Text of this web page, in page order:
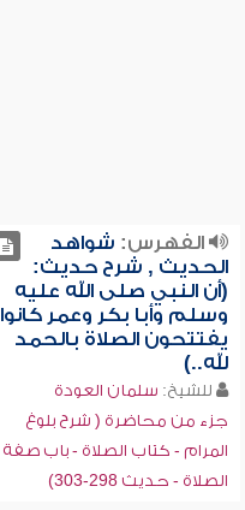
الفهرس: شواهد
الحديث , شرح حديث:
(أن النبي صلى الله عليه
وسلم وأبا بكر وعمر كانوا
يفتتحون الصلاة بالحمد
لله..)
للشيخ: سلمان العودة
جزء من محاضرة ( شرح بلوغ
المرام - كتاب الصلاة - باب صفة
الصلاة - حديث 298-303)